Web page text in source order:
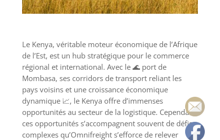
Le Kenya, véritable moteur économique de l’Afrique
de l’Est, est un hub stratégique pour le commerce
régional et international. Avec le 🌊 port de
Mombasa, ses corridors de transport reliant les
pays voisins et une croissance économique
dynamique 📈, le Kenya offre d’immenses
opportunités au secteur de la logistique. Cependant,
ces opportunités s’accompagnent souvent de défis
complexes qu’Omnifreight s’efforce de relever